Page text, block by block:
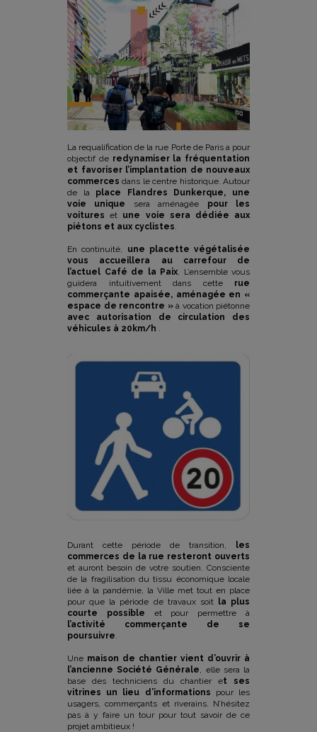
La requalification de la rue Porte de Paris a pour
objectif de redynamiser la fréquentation
et favoriser l’implantation de nouveaux
commerces dans le centre historique. Autour
de la place Flandres Dunkerque, une
voie unique
sera aménagée pour les
voitures et une voie sera dédiée aux
piétons et aux cyclistes
En continuité,
une placette végétalisée
vous accueillera au carrefour de
l’actuel Café de la Paix . L’ensemble vous
guidera intuitivement dans cetterue
commerçante apaisée, aménagée en «
espace de rencontre »à vocation piétonne
avec autorisation de circulation des
véhicules à 20km/h
Durant cette période de transition,
les
commerces de la rue resteront ouverts
et auront besoin de votre soutien. Consciente
de la fragilisation du tissu économique locale
liée à la pandémie, la Ville met tout en place
pour que la période de travaux soit la plus
courte possible et pour permettre à
l’activité commerçante de se
poursuivre
Une maison de chantier vient d’ouvrir à
l’ancienne Société Générale
, elle sera la
base des techniciens du chantier et ses
vitrines un lieu d’informations pour les
usagers, commerçants et riverains. N’hésitez
pas à y faire un tour pour tout savoir de ce
projet ambitieux !